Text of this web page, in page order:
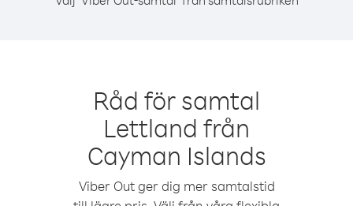
Råd för samtal
Lettland från
Cayman Islands
Viber Out ger dig mer samtalstid